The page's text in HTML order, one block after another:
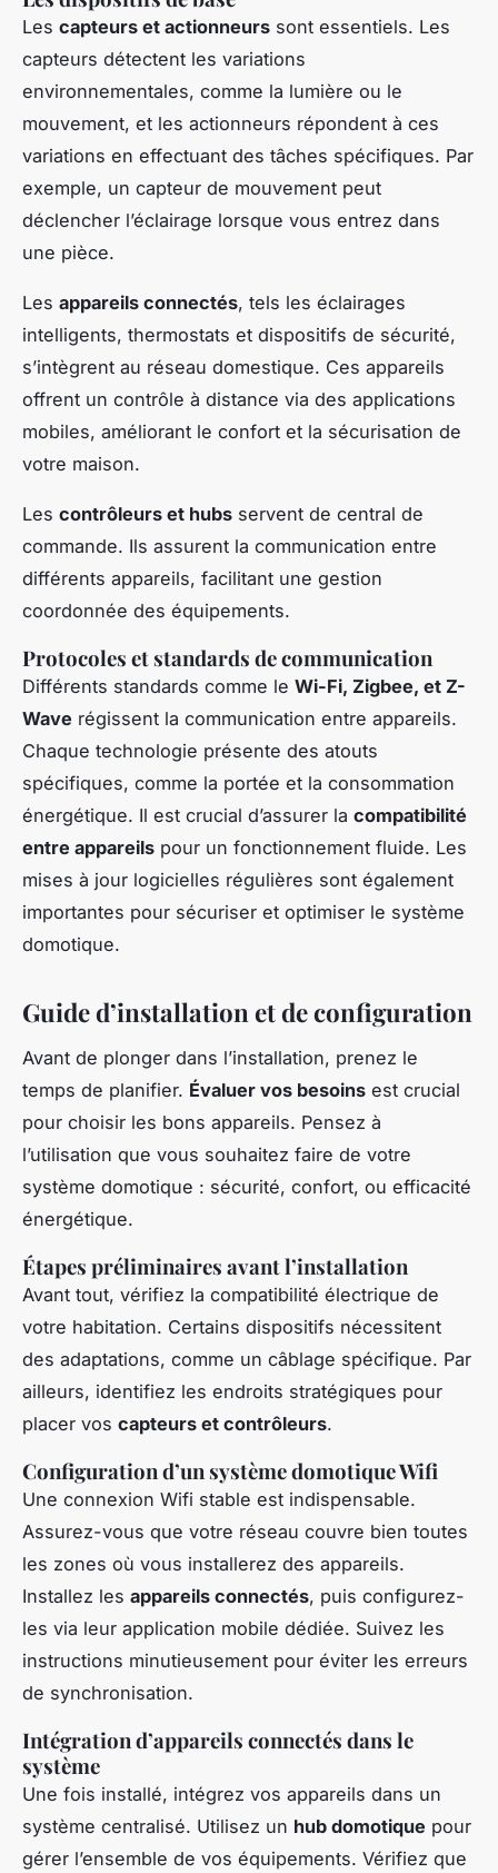
Les capteurs et actionneurs sont essentiels. Les
capteurs détectent les variations
environnementales, comme la lumière ou le
mouvement, et les actionneurs répondent à ces
variations en effectuant des tâches spécifiques. Par
exemple, un capteur de mouvement peut
déclencher l’éclairage lorsque vous entrez dans
une pièce.
Les appareils connectés, tels les éclairages
intelligents, thermostats et dispositifs de sécurité,
s’intègrent au réseau domestique. Ces appareils
offrent un contrôle à distance via des applications
mobiles, améliorant le confort et la sécurisation de
votre maison.
Les contrôleurs et hubs servent de central de
commande. Ils assurent la communication entre
différents appareils, facilitant une gestion
coordonnée des équipements.
Protocoles et standards de communication
Différents standards comme le Wi-Fi, Zigbee, et Z-
Wave régissent la communication entre appareils.
Chaque technologie présente des atouts
spécifiques, comme la portée et la consommation
énergétique. Il est crucial d’assurer la compatibilité
entre appareils pour un fonctionnement fluide. Les
mises à jour logicielles régulières sont également
importantes pour sécuriser et optimiser le système
domotique.
Guide d’installation et de configuration
Avant de plonger dans l’installation, prenez le
temps de planifier. Évaluer vos besoins est crucial
pour choisir les bons appareils. Pensez à
l’utilisation que vous souhaitez faire de votre
système domotique : sécurité, confort, ou efficacité
énergétique.
Étapes préliminaires avant l’installation
Avant tout, vérifiez la compatibilité électrique de
votre habitation. Certains dispositifs nécessitent
des adaptations, comme un câblage spécifique. Par
ailleurs, identifiez les endroits stratégiques pour
placer vos capteurs et contrôleurs.
Configuration d’un système domotique Wifi
Une connexion Wifi stable est indispensable.
Assurez-vous que votre réseau couvre bien toutes
les zones où vous installerez des appareils.
Installez les appareils connectés, puis configurez-
les via leur application mobile dédiée. Suivez les
instructions minutieusement pour éviter les erreurs
de synchronisation.
Intégration d’appareils connectés dans le
système
Une fois installé, intégrez vos appareils dans un
système centralisé. Utilisez un hub domotique pour
gérer l’ensemble de vos équipements. Vérifiez que